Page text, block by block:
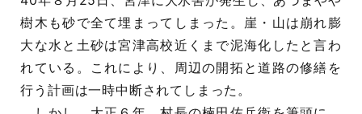
樹木も砂で全て埋まってしまった。崖・山は崩れ膨
大な水と土砂は宮津高校近くまで泥海化したと言わ
れている。これにより、周辺の開拓と道路の修繕を
行う計画は一時中断されてしまった。